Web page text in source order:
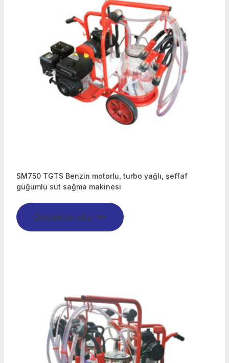
SM750 TGTS Benzin motorlu, turbo yağlı, şeffaf
güğümlü süt sağma makinesi
Devamını oku